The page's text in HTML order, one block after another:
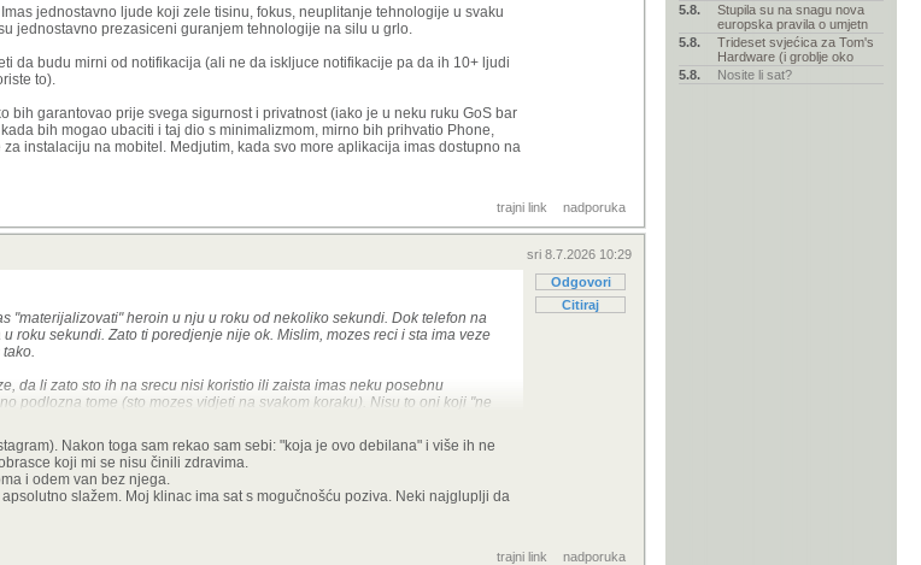
jednostavno ljude koji zele tisinu, fokus, neuplitanje tehnologije u svaku
jednostavno prezasiceni guranjem tehnologije na silu u grlo.
da budu mirni od notifikacija (ali ne da iskljuce notifikacije pa da ih 10+ ljudi
to).
bih garantovao prije svega sigurnost i privatnost (iako je u neku ruku GoS bar
bih mogao ubaciti i taj dio s minimalizmom, mirno bih prihvatio Phone,
instalaciju na mobitel. Medjutim, kada svo more aplikacija imas dostupno na
trajni link nadporuka
sri 8.7.2026 10:29
Odgovori
Citiraj
"materijalizovati" heroin u nju u roku od nekoliko sekundi. Dok telefon na
roku sekundi. Zato ti poredjenje nije ok. Mislim, mozes reci i sta ima veze
da li zato sto ih na srecu nisi koristio ili zaista imas neku posebnu
podlozna tome (sto mozes vidjeti na svakom koraku). Nisu to oni koji "ne
manje vise znamo kakvo je zlo i sta prouzrokuje, one su prodavane pod
biznis i sl. (ekvivaltent da te neko navuce na drogu tako da ti je
algoritmi su dizajnirali i osmisljali naucnici i psiholozi, kako bi nam sto
Mnogi ljudi su jednostavno prezasiceni guranjem tehnologije na silu u
Nakon toga sam rekao sam sebi: "koja je ovo debilana" i više ih ne
koji mi se nisu činili zdravima.
i odem van bez njega.
slažem. Moj klinac ima sat s mogučnošću poziva. Neki najgluplji da
trajni link nadporuka
5.8.
Stupila su na snagu nova
europska pravila o umjetn
5.8.
Trideset svjećica za Tom's
Hardware (i groblje oko
5.8.
Nosite li sat?